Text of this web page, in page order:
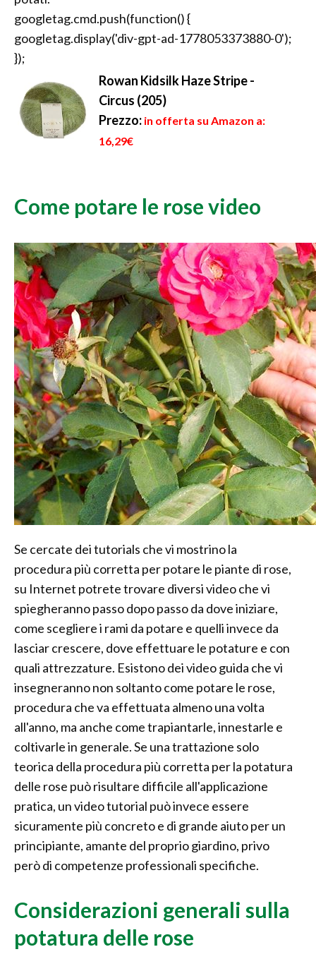
googletag.cmd.push(function() {
googletag.display('div-gpt-ad-1778053373880-0');
});
Rowan Kidsilk Haze Stripe -
Circus (205)
Prezzo: in offerta su Amazon a:
16,29€
Come potare le rose video
Se cercate dei tutorials che vi mostrino la
procedura più corretta per potare le piante di rose,
su Internet potrete trovare diversi video che vi
spiegheranno passo dopo passo da dove iniziare,
come scegliere i rami da potare e quelli invece da
lasciar crescere, dove effettuare le potature e con
quali attrezzature. Esistono dei video guida che vi
insegneranno non soltanto come potare le rose,
procedura che va effettuata almeno una volta
all'anno, ma anche come trapiantarle, innestarle e
coltivarle in generale. Se una trattazione solo
teorica della procedura più corretta per la potatura
delle rose può risultare difficile all'applicazione
pratica, un video tutorial può invece essere
sicuramente più concreto e di grande aiuto per un
principiante, amante del proprio giardino, privo
però di competenze professionali specifiche.
Considerazioni generali sulla
potatura delle rose